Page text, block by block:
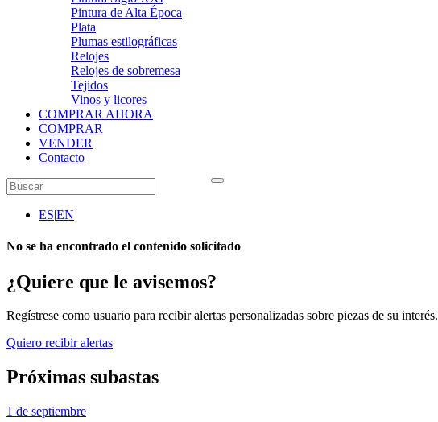
Pintura de Alta Época
Plata
Plumas estilográficas
Relojes
Relojes de sobremesa
Tejidos
Vinos y licores
COMPRAR AHORA
COMPRAR
VENDER
Contacto
ES|EN
No se ha encontrado el contenido solicitado
¿Quiere que le avisemos?
Regístrese como usuario para recibir alertas personalizadas sobre piezas de su interés.
Quiero recibir alertas
Próximas subastas
1 de septiembre